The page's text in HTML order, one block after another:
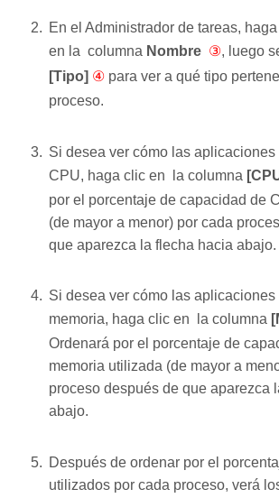
En el Administrador de tareas,
en la columna Nombre ③, luego
[Tipo] ④ para ver a qué tipo
proceso.
Si desea ver cómo las aplicaciones
CPU, haga clic en la columna
por el porcentaje de capacidad de
(de mayor a menor) por cada
queaparezca la flecha hacia abajo.
Si desea ver cómo las aplicaciones
memoria, haga clic en la columna
Ordenará por el porcentaje de
memoria utilizada (de mayor a
proceso después de queaparezca
abajo.
Después de ordenar por el
utilizados por cada proceso, verá